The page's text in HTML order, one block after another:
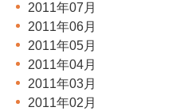
2011年07月
2011年06月
2011年05月
2011年04月
2011年03月
2011年02月